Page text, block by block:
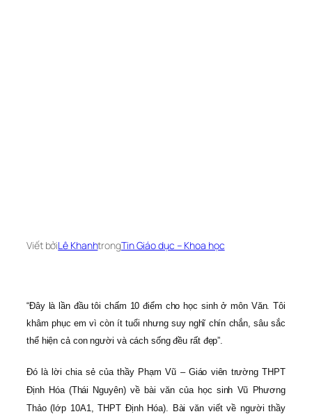
Viết bởiLê KhanhtrongTin Giáo dục – Khoa học
“Đây là lần đầu tôi chấm 10 điểm cho học sinh ở môn Văn. Tôi
khâm phục em vì còn ít tuổi nhưng suy nghĩ chín chắn, sâu sắc
thể hiện cả con người và cách sống đều rất đẹp”.
Đó là lời chia sẻ của thầy Phạm Vũ – Giáo viên trường THPT
Định Hóa (Thái Nguyên) về bài văn của học sinh Vũ Phương
Thảo (lớp 10A1, THPT Định Hóa). Bài văn viết về người thầy